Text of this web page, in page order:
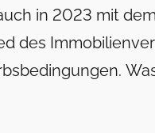
in 2023 mit
des